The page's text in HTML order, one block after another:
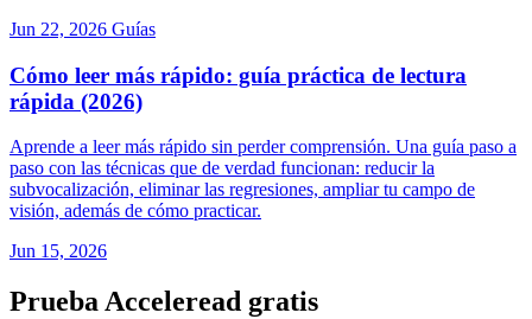
Jun 22, 2026 Guías
Cómo leer más rápido: guía práctica de lectura
rápida (2026)
Aprende a leer más rápido sin perder comprensión. Una guía paso a
paso con las técnicas que de verdad funcionan: reducir la
subvocalización, eliminar las regresiones, ampliar tu campo de
visión, además de cómo practicar.
Jun 15, 2026
Prueba Acceleread gratis